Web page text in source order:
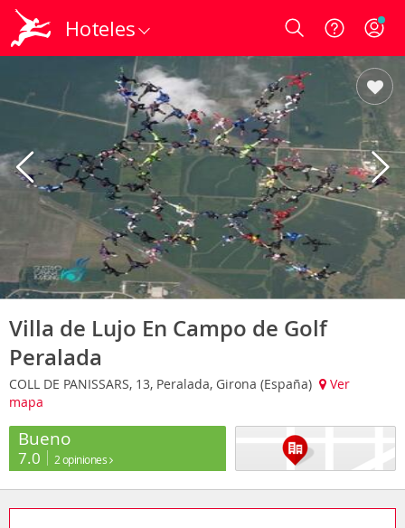
Hoteles Login
Villa de Lujo En Campo de Golf
Peralada
COLL DE PANISSARS, 13, Peralada, Girona (España)
Ver
mapa
Bueno
7.0 2 opiniones